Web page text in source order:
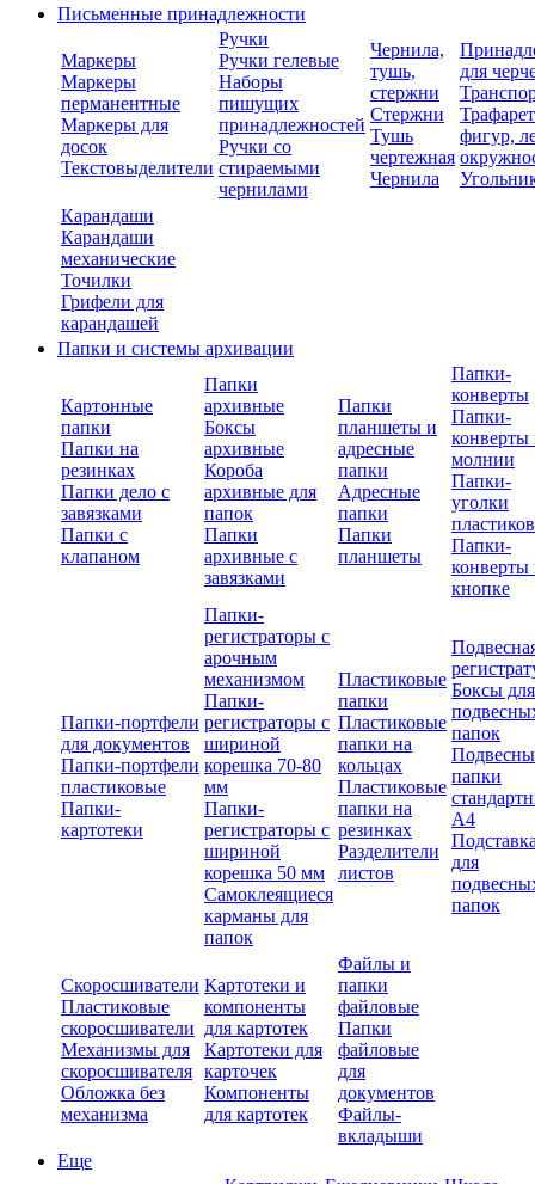
Письменные принадлежности
Маркеры
Маркеры
перманентные
Маркеры для
досок
Текстовыделители
Ручки
Ручки гелевые
Наборы
пишущих
принадлежностей
Ручки со
стираемыми
чернилами
Чернила,
тушь,
стержни
Стержни
Тушь
чертежная
Чернила
для
фигур,
Карандаши
Карандаши
механические
Точилки
Грифели для
карандашей
Папки и системы архивации
Картонные
папки
Папки на
резинках
Папки дело с
завязками
Папки с
клапаном
Папки
архивные
Боксы
архивные
Короба
архивные для
папок
Папки
архивные с
завязками
Папки
планшеты и
адресные
папки
Адресные
папки
Папки
планшеты
Папки-
конверты
Папки-
конверты
молнии
Папки-
уголки
Папки-
конверты
кнопке
Папки-портфели
для документов
Папки-портфели
пластиковые
Папки-
картотеки
Папки-
регистраторы с
арочным
механизмом
Папки-
регистраторы с
шириной
корешка 70-80
мм
Папки-
регистраторы с
шириной
корешка 50 мм
Самоклеящиеся
карманы для
папок
Пластиковые
папки
Пластиковые
папки на
кольцах
Пластиковые
папки на
резинках
Разделители
листов
Боксы для
папок
папки
А4
для
папок
Скоросшиватели
Пластиковые
скоросшиватели
Механизмы для
скоросшивателя
Обложка без
механизма
Картотеки и
компоненты
для картотек
Картотеки для
карточек
Компоненты
для картотек
Файлы и
папки
файловые
Папки
файловые
для
документов
Файлы-
вкладыши
Еще